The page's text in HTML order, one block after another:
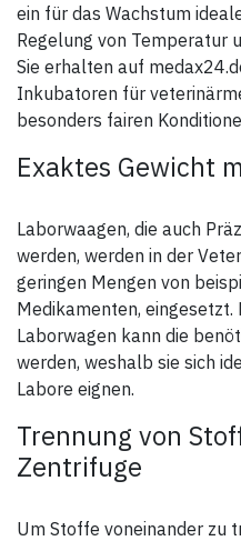
ein für das Wachstum
Regelung von Temperatur
Sie erhalten auf
Inkubatoren für
besonders fairen
Exaktes Gewicht
Laborwaagen, die auch
werden, werden in der
geringen Mengen von
Medikamenten,
Laborwagen kann die
werden, weshalb sie sich
Labore eignen.
Trennung von
Zentrifuge
Um Stoffe voneinander zu